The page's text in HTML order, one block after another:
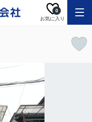
お気に入り
0